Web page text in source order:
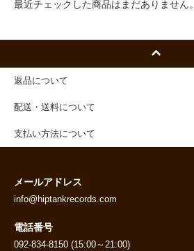
最近チェックした商品はまだありません。
返品について
配送・送料について
支払い方法について
メールアドレス
info@hiptankrecords.com
電話番号
092-834-8150 (15:00～21:00)